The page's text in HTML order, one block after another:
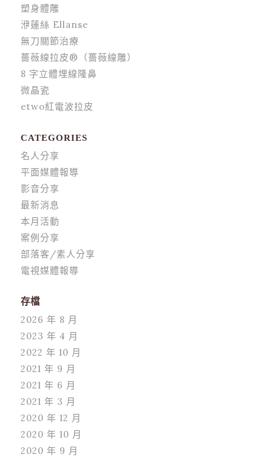
塑身體雕
洢蓮絲 Ellanse
無刀關節治療
薔薇線拉皮®（薔薇線雕）
8 字立體埋線隆鼻
微晶瓷
etwo紅電波拉皮
CATEGORIES
名人分享
平面媒體報導
影音分享
最新消息
本月活動
案例分享
部落客/素人分享
電視媒體報導
存檔
2026 年 8 月
2023 年 4 月
2022 年 10 月
2021 年 9 月
2021 年 6 月
2021 年 3 月
2020 年 12 月
2020 年 10 月
2020 年 9 月